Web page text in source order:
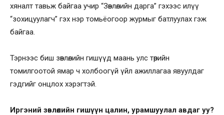
хяналт тавьж байгаа учир “Зөвлөлийн дарга” гэхээс илүү
“зохицуулагч” гэх нэр томьёогоор журмыг батлуулах гэж
байгаа.
Тэрнээс биш зөвлөлийн гишүүд маань улс төрийн
томилгоотой ямар ч холбоогүй үйл ажиллагаа явуулдаг
гэдгийг онцлох хэрэгтэй.
Иргэний зөвлөлийн гишүүн цалин, урамшуулал авдаг уу?